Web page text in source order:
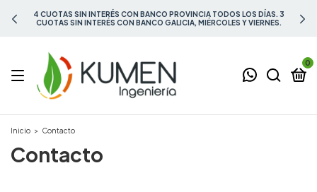
4 CUOTAS SIN INTERÉS CON BANCO PROVINCIA TODOS LOS DÍAS. 3
CUOTAS SIN INTERÉS CON BANCO GALICIA, MIÉRCOLES Y VIERNES.
0
Inicio > Contacto
Contacto